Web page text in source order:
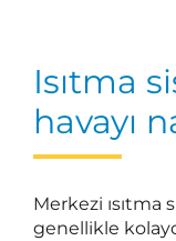
Isıtma
havayı
Merkezi
genellikle